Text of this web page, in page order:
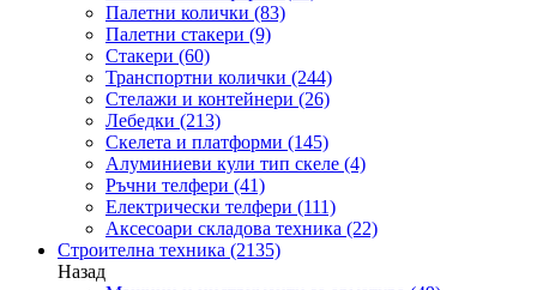
Палетни колички (83)
Палетни стакери (9)
Стакери (60)
Транспортни колички (244)
Стелажи и контейнери (26)
Лебедки (213)
Скелета и платформи (145)
Алуминиеви кули тип скеле (4)
Ръчни телфери (41)
Електрически телфери (111)
Аксесоари складова техника (22)
Строителна техника (2135)
Назад